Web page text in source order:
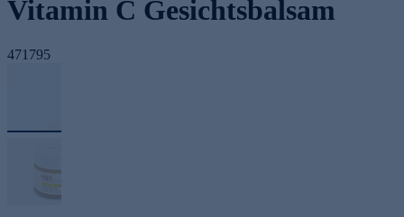
Vitamin C Gesichtsbalsam
471795